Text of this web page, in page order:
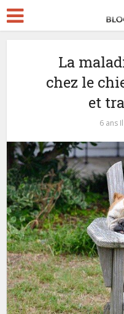
La
chez le
et
6 ans